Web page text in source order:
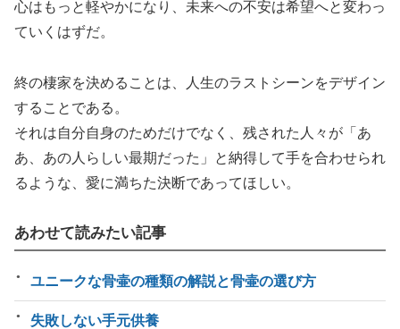
心はもっと軽やかになり、未来への不安は希望へと変わっ
ていくはずだ。
終の棲家を決めることは、人生のラストシーンをデザイン
することである。
それは自分自身のためだけでなく、残された人々が「あ
あ、あの人らしい最期だった」と納得して手を合わせられ
るような、愛に満ちた決断であってほしい。
あわせて読みたい記事
ユニークな骨壷の種類の解説と骨壷の選び方
失敗しない手元供養